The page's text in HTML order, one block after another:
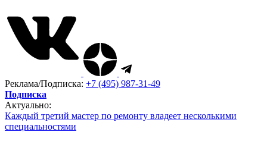
Реклама/Подписка: +7 (495) 987-31-49
Подписка
Актуально:
Каждый третий мастер по ремонту владеет несколькими
специальностями